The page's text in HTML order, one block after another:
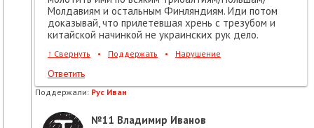
Молдавиям и остальным Финляндиям. Иди потом
доказывай, что прилетевшая хрень с трезубом и
китайской начинкой не украинских рук дело.
↑ Свернуть • Поддержать • Нарушение
Ответить
Поддержали: Рус Иван
№11 Владимир Иванов